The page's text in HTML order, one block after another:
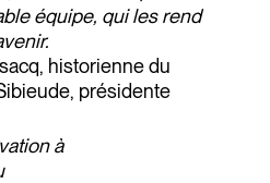
équipe, qui les rend
historienne du
présidente
à